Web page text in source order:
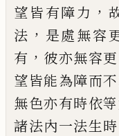
望皆有障力 ，
法 ， 是處無容
有 ， 彼亦無容
望皆能為障而
無色亦有時依等
諸法內一法生時